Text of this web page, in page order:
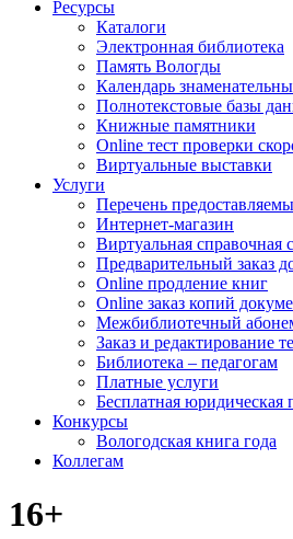
Ресурсы
Каталоги
Электронная библиотека
Память Вологды
Календарь
Полнотекстовые базы
Книжные памятники
Online тест проверки
Виртуальные выставки
Услуги
Перечень
Интернет-магазин
Виртуальная справочная
Предварительный заказ
Online продление книг
Online заказ копий
Межбиблиотечный
Заказ и редактирование
Библиотека – педагогам
Платные услуги
Бесплатная юридическая
Конкурсы
Вологодская книга года
Коллегам
16+